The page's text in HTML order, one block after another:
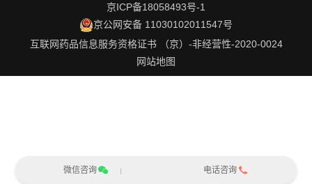
京ICP备18058493号-1
京公网安备 11030102011547号
互联网药品信息服务资格证书 （京）-非经营性-2020-0024
网站地图
微信咨询 电话咨询